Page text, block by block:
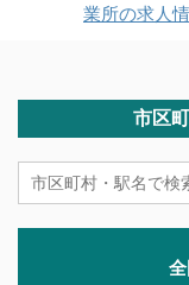
業所の求人
市区